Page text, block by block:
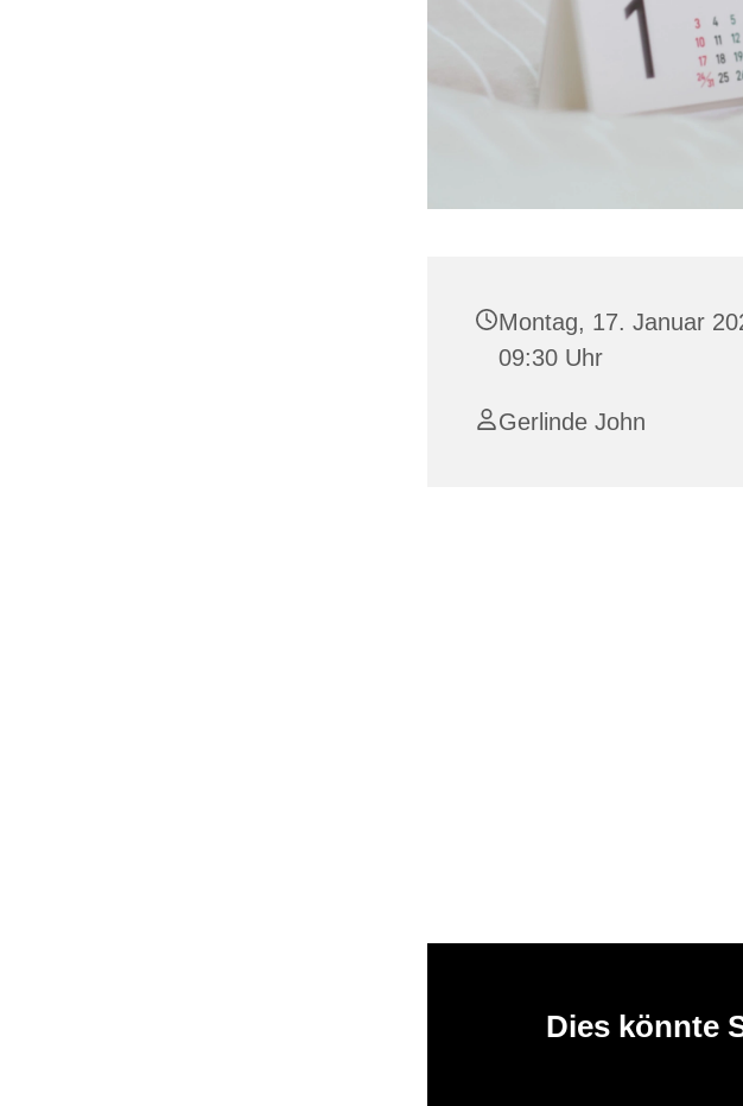
Montag, 17. Januar
09:30 Uhr
Gerlinde John
Dies könnte